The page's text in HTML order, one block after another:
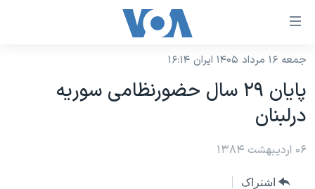
لینکهای
دسترسی
جهش
محتوای
اصلی
جهش
نسخه سبک وب‌سایت
موضوع ها
ایران
آمریکا
برنامه های تلویزیونی
جدول برنامه ها
جمعه ۱۶ مرداد ۱۴۰۵ ایران ۱۶:۱۴
پايان ۲۹ سال حضورنظامی سوريه
درلبنان
۰۶ اردیبهشت ۱۳۸۴
اشتراک